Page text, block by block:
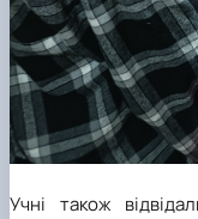
Учні також